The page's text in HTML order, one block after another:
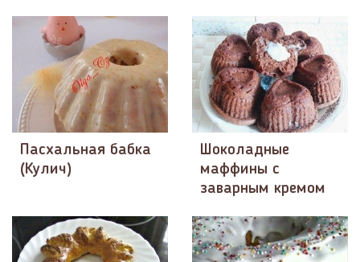
Пасхальная бабка
(Кулич)
Шоколадные
маффины с
заварным кремом